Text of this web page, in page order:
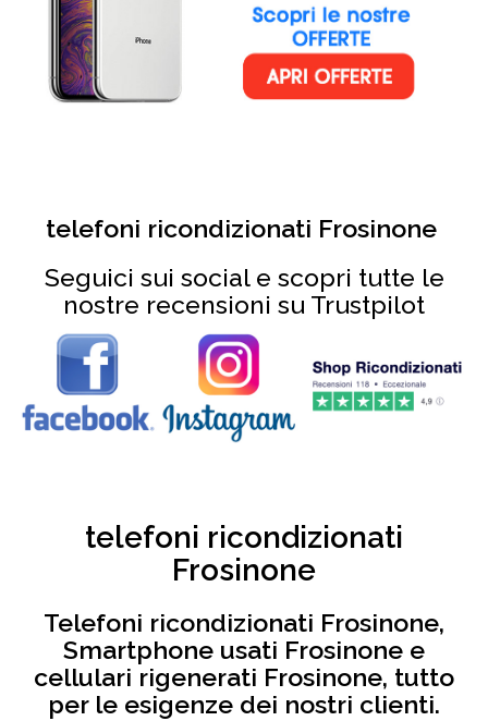
telefoni ricondizionati Frosinone
Seguici sui social e scopri tutte le
nostre recensioni su Trustpilot
telefoni ricondizionati
Frosinone
Telefoni ricondizionati Frosinone,
Smartphone usati Frosinone e
cellulari rigenerati Frosinone, tutto
per le esigenze dei nostri clienti.